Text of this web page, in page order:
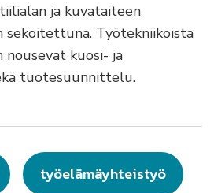
ja kuvataiteen
Työtekniikoista
nousevat kuosi- ja
tuotesuunnittelu.
työelämäyhteistyö